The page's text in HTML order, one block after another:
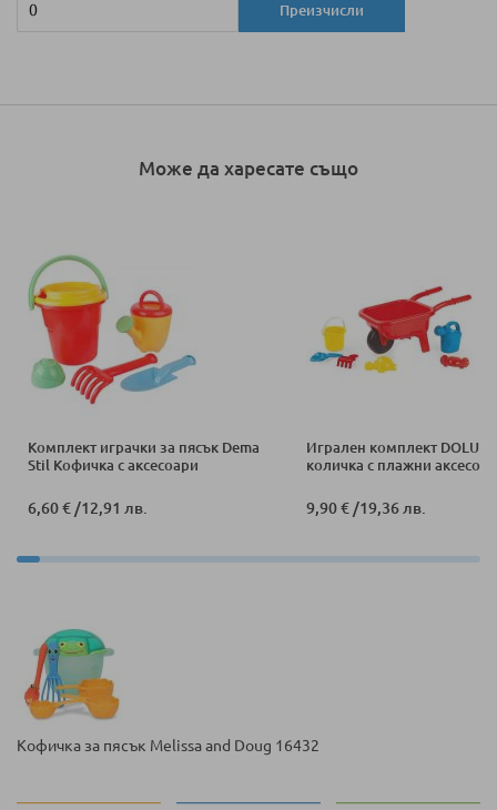
Преизчисли
Може да харесате също
Комплект играчки за пясък Dema
Stil Кофичка с аксесоари
6,60 €/12,91 лв.
Игрален комплект DOLU
количка с плажни
9,90 €/19,36 лв.
Кофичка за пясък Melissa and Doug 16432